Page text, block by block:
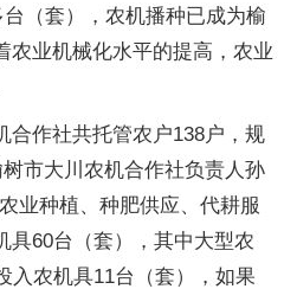
（套），农机播种已成为榆
农业机械化水平的提高，农业
合作社共托管农户138户，规
市大川农机合作社负责人孙
业种植、种肥供应、代耕服
具60台（套），其中大型农
入农机具11台（套），如果